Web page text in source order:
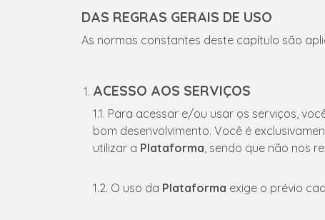
DAS REGRAS GERAIS DE USO
As normas constantes deste capítulo são
ACESSO AOS SERVIÇOS
1.1. Para acessar e/ou usar os serviços,
bom desenvolvimento. Você é
utilizar a Plataforma, sendo que não nos
1.2. O uso da Plataforma exige o prévio